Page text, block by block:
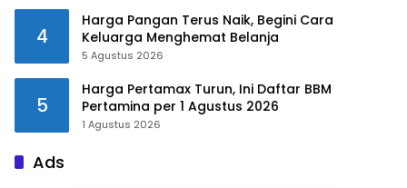
4
Harga Pangan Terus Naik, Begini Cara
Keluarga Menghemat Belanja
5 Agustus 2026
5
Harga Pertamax Turun, Ini Daftar BBM
Pertamina per 1 Agustus 2026
1 Agustus 2026
Ads